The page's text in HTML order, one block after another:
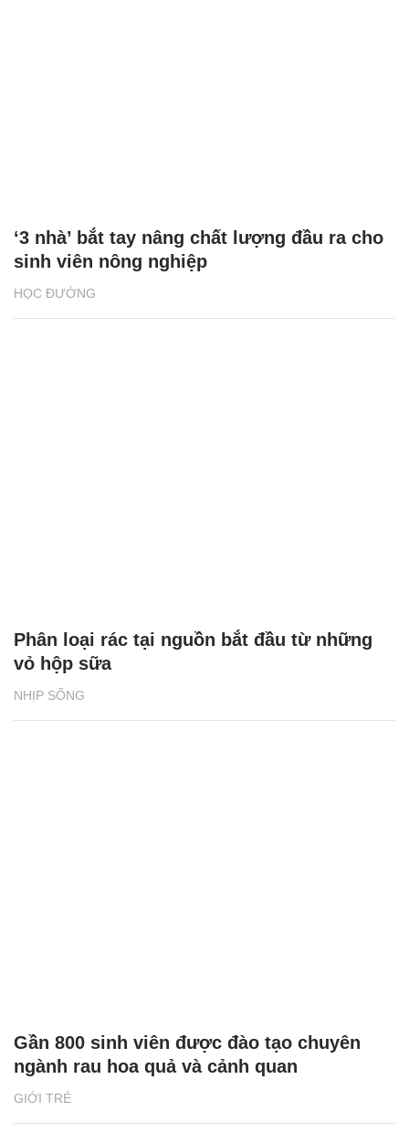
HỌC ĐƯỜNG
‘3 nhà’ bắt tay nâng chất lượng đầu ra cho
sinh viên nông nghiệp
NHỊP SỐNG
Phân loại rác tại nguồn bắt đầu từ những
vỏ hộp sữa
GIỚI TRẺ
Gần 800 sinh viên được đào tạo chuyên
ngành rau hoa quả và cảnh quan